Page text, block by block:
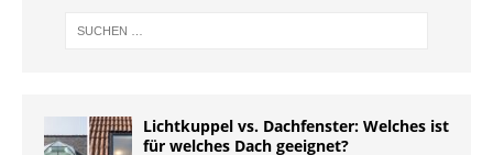
Lichtkuppel vs. Dachfenster: Welches ist
für welches Dach geeignet?